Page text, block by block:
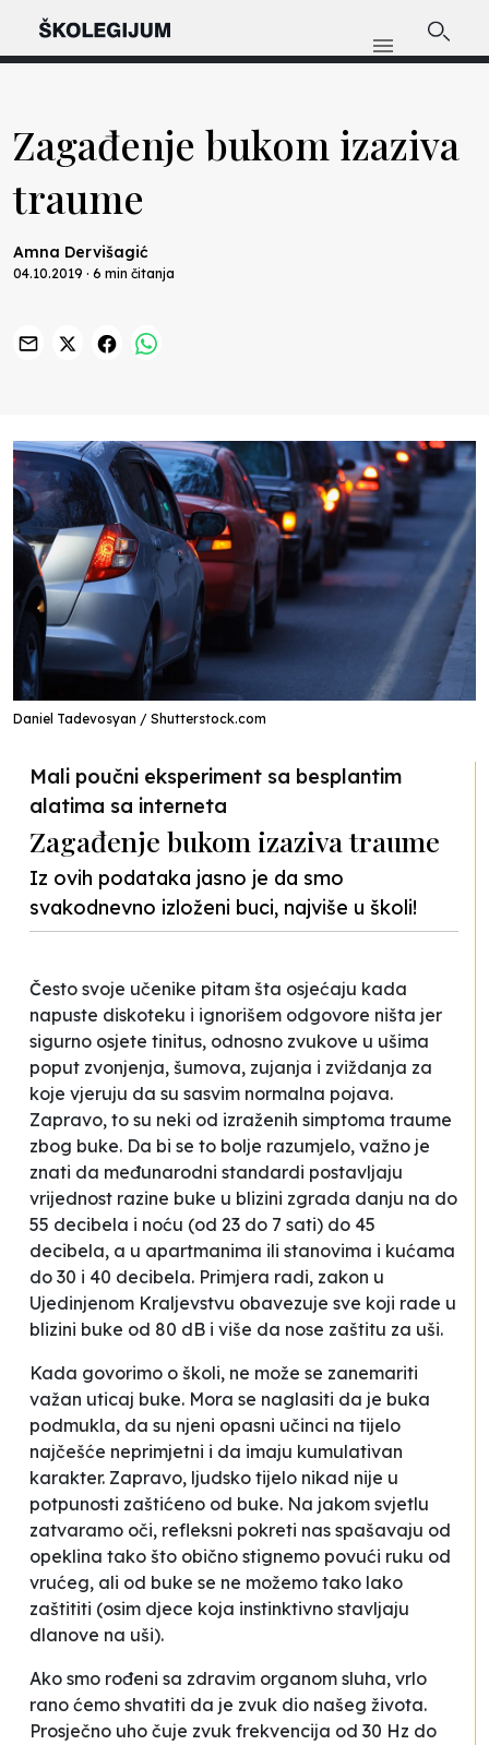
Zagađenje bukom izaziva
traume
Amna Dervišagić
04.10.2019 · 6 min čitanja
Daniel Tadevosyan / Shutterstock.com
Mali poučni eksperiment sa besplantim
alatima sa interneta
Zagađenje bukom izaziva traume
Iz ovih podataka jasno je da smo
svakodnevno izloženi buci, najviše u školi!
Često svoje učenike pitam šta osjećaju kada
napuste diskoteku i ignorišem odgovore ništa jer
sigurno osjete tinitus, odnosno zvukove u ušima
poput zvonjenja, šumova, zujanja i zviždanja za
koje vjeruju da su sasvim normalna pojava.
Zapravo, to su neki od izraženih simptoma traume
zbog buke. Da bi se to bolje razumjelo, važno je
znati da međunarodni standardi postavljaju
vrijednost razine buke u blizini zgrada danju na do
55 decibela i noću (od 23 do 7 sati) do 45
decibela, a u apartmanima ili stanovima i kućama
do 30 i 40 decibela. Primjera radi, zakon u
Ujedinjenom Kraljevstvu obavezuje sve koji rade u
blizini buke od 80 dB i više da nose zaštitu za uši.
Kada govorimo o školi, ne može se zanemariti
važan uticaj buke. Mora se naglasiti da je buka
podmukla, da su njeni opasni učinci na tijelo
najčešće neprimjetni i da imaju kumulativan
karakter. Zapravo, ljudsko tijelo nikad nije u
potpunosti zaštićeno od buke. Na jakom svjetlu
zatvaramo oči, refleksni pokreti nas spašavaju od
opeklina tako što obično stignemo povući ruku od
vrućeg, ali od buke se ne možemo tako lako
zaštititi (osim djece koja instinktivno stavljaju
dlanove na uši).
Ako smo rođeni sa zdravim organom sluha, vrlo
rano ćemo shvatiti da je zvuk dio našeg života.
Prosječno uho čuje zvuk frekvencija od 30 Hz do